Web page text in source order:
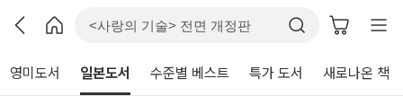
영미도서 일본도서 수준별 베스트 특가 도서 새로나온 책